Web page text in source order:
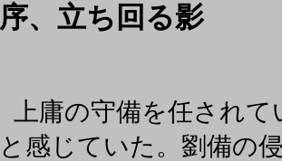
序、立ち回る影
上庸の守備を任され
と感じていた。劉備の